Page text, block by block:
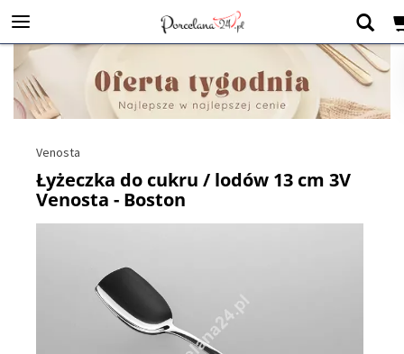
Venosta
Łyżeczka do cukru / lodów 13 cm 3V
Venosta - Boston